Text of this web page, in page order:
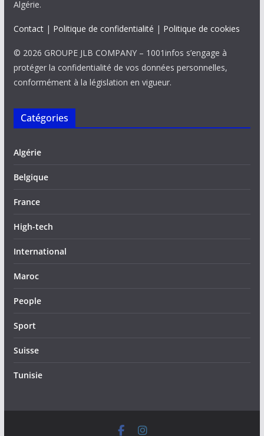
Algérie.
Contact| Politique de confidentialité | Politique de cookies
© 2026 GROUPE JLB COMPANY – 1001infos s’engage à
protéger la confidentialité de vos données personnelles,
conformément à la législation en vigueur.
Catégories
Algérie
Belgique
France
High-tech
International
Maroc
People
Sport
Suisse
Tunisie